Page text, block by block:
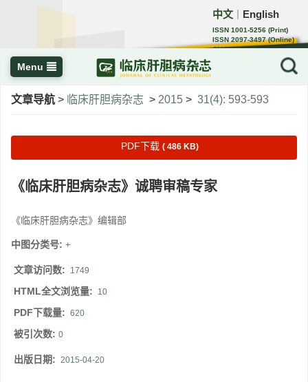
中文 English
ISSN 1001-5256 (Print)
ISSN 2097-3497 (Online)
CN 22-1108/R
Menu
文章导航 > 临床肝胆病杂志 > 2015 > 31(4): 593-593
PDF下载 ( 486 KB)
《临床肝胆病杂志》诚聘审稿专家
《临床肝胆病杂志》编辑部
中图分类号: +
文章访问数: 1749
HTML全文浏览量: 10
PDF下载量: 620
被引次数: 0
出版日期: 2015-04-20